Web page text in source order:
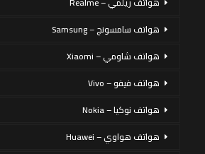
هواتف سامسونج – Samsung
هواتف شاومي – Xiaomi
هواتف فيفو – Vivo
هواتف نوكيا – Nokia
هواتف هواوي – Huawei